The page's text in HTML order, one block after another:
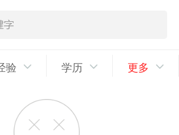
验 学历 更多